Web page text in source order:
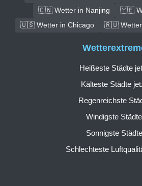
🇨🇳 Wetter in Nanjing
🇾🇪
🇺🇸 Wetter in Chicago
🇷🇺 Wetter
Heißeste Städte
Kälteste Städte
Regenreichste
Windigste Städte
Sonnigste Städte
Schlechteste